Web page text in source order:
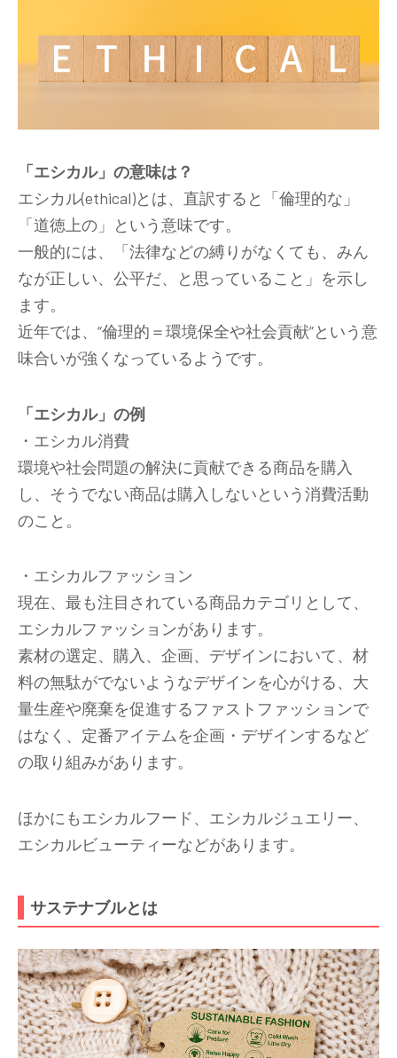
「エシカル」の意味は？
エシカル(ethical)とは、直訳すると「倫理的な」
「道徳上の」という意味です。
一般的には、「法律などの縛りがなくても、みん
なが正しい、公平だ、と思っていること」を示し
ます。
近年では、“倫理的＝環境保全や社会貢献”という意
味合いが強くなっているようです。
「エシカル」の例
・エシカル消費
環境や社会問題の解決に貢献できる商品を購入
し、そうでない商品は購入しないという消費活動
のこと。
・エシカルファッション
現在、最も注目されている商品カテゴリとして、
エシカルファッションがあります。
素材の選定、購入、企画、デザインにおいて、材
料の無駄がでないようなデザインを心がける、大
量生産や廃棄を促進するファストファッションで
はなく、定番アイテムを企画・デザインするなど
の取り組みがあります。
ほかにもエシカルフード、エシカルジュエリー、
エシカルビューティーなどがあります。
サステナブルとは